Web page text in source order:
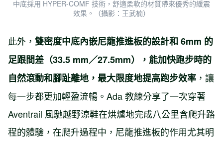
中底採用 HYPER-COMF 技術，舒適柔軟的材質帶來優秀的緩震
效果。（攝影：王武楠）
此外， 雙密度中底內嵌尼龍推進板的設計和 6mm 的
足跟間差（33.5 mm／27.5mm），能加快跑步時的
自然滾動和腳趾離地，最大限度地提高跑步效率 ，讓
每一步都更加輕盈流暢。Ada 教練分享了一次穿著
Aventrail 風馳越野涼鞋在烘爐地完成八公里含爬升路
程的體驗，在爬升過程中，尼龍推進板的作用尤其明